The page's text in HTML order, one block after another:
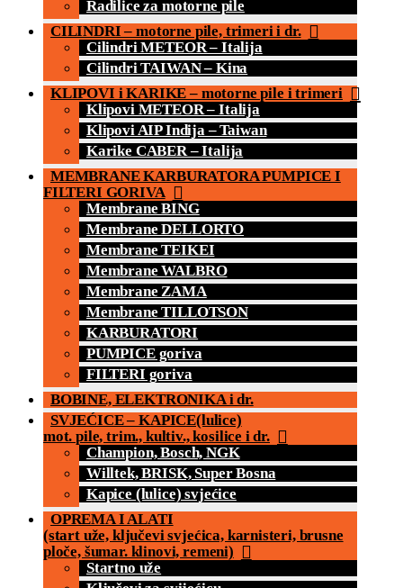
Radilice za motorne pile
CILINDRI – motorne pile, trimeri i dr.
Cilindri METEOR – Italija
Cilindri TAIWAN – Kina
KLIPOVI i KARIKE – motorne pile i trimeri
Klipovi METEOR – Italija
Klipovi AIP Indija – Taiwan
Karike CABER – Italija
MEMBRANE KARBURATORA PUMPICE I
FILTERI GORIVA
Membrane BING
Membrane DELLORTO
Membrane TEIKEI
Membrane WALBRO
Membrane ZAMA
Membrane TILLOTSON
KARBURATORI
PUMPICE goriva
FILTERI goriva
BOBINE, ELEKTRONIKA i dr.
SVJEĆICE – KAPICE(lulice)
mot. pile, trim., kultiv., kosilice i dr.
Champion, Bosch, NGK
Willtek, BRISK, Super Bosna
Kapice (lulice) svjećice
OPREMA I ALATI
(start uže, ključevi svjećica, karnisteri, brusne
ploče, šumar. klinovi, remeni)
Startno uže